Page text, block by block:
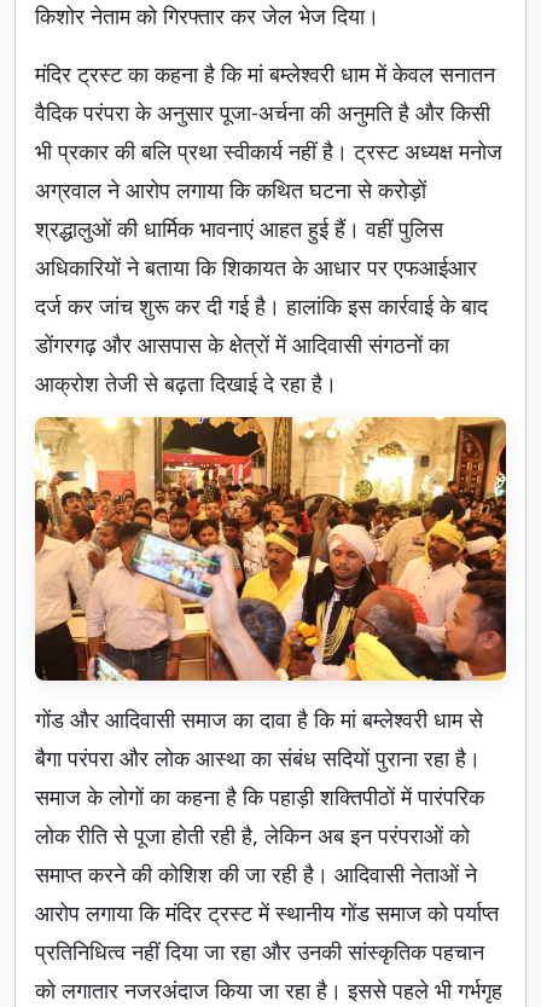
किशोर नेताम को गिरफ्तार कर जेल भेज दिया।
मंदिर ट्रस्ट का कहना है कि मां बम्लेश्वरी धाम में केवल सनातन
वैदिक परंपरा के अनुसार पूजा-अर्चना की अनुमति है और किसी
भी प्रकार की बलि प्रथा स्वीकार्य नहीं है। ट्रस्ट अध्यक्ष मनोज
अग्रवाल ने आरोप लगाया कि कथित घटना से करोड़ों
श्रद्धालुओं की धार्मिक भावनाएं आहत हुई हैं। वहीं पुलिस
अधिकारियों ने बताया कि शिकायत के आधार पर एफआईआर
दर्ज कर जांच शुरू कर दी गई है। हालांकि इस कार्रवाई के बाद
डोंगरगढ़ और आसपास के क्षेत्रों में आदिवासी संगठनों का
आक्रोश तेजी से बढ़ता दिखाई दे रहा है।
गोंड और आदिवासी समाज का दावा है कि मां बम्लेश्वरी धाम से
बैगा परंपरा और लोक आस्था का संबंध सदियों पुराना रहा है।
समाज के लोगों का कहना है कि पहाड़ी शक्तिपीठों में पारंपरिक
लोक रीति से पूजा होती रही है, लेकिन अब इन परंपराओं को
समाप्त करने की कोशिश की जा रही है। आदिवासी नेताओं ने
आरोप लगाया कि मंदिर ट्रस्ट में स्थानीय गोंड समाज को पर्याप्त
प्रतिनिधित्व नहीं दिया जा रहा और उनकी सांस्कृतिक पहचान
को लगातार नजरअंदाज किया जा रहा है। इससे पहले भी गर्भगृह